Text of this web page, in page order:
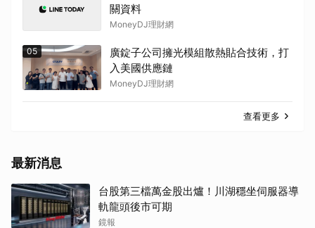
關資料
MoneyDJ理財網
05
廣錠子公司擁光模組散熱貼合技術，打
入美國供應鏈
MoneyDJ理財網
查看更多
最新消息
台股第三檔萬金股出爐！川湖穩坐伺服器導
軌龍頭後市可期
鏡報